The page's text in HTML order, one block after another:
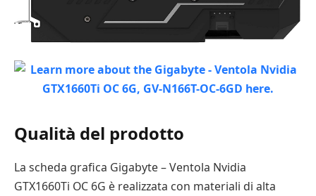
Qualità del prodotto
La scheda grafica Gigabyte – Ventola Nvidia
GTX1660Ti OC 6G è realizzata con materiali di alta